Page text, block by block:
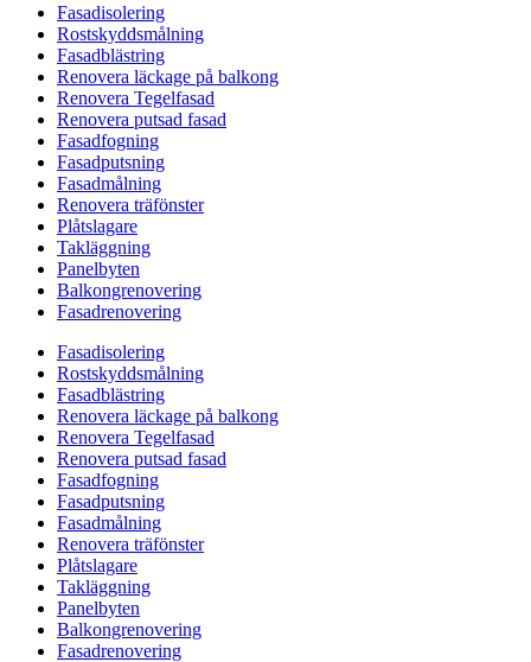
Fasadisolering
Rostskyddsmålning
Fasadblästring
Renovera läckage på balkong
Renovera Tegelfasad
Renovera putsad fasad
Fasadfogning
Fasadputsning
Fasadmålning
Renovera träfönster
Plåtslagare
Takläggning
Panelbyten
Balkongrenovering
Fasadrenovering
Fasadisolering
Rostskyddsmålning
Fasadblästring
Renovera läckage på balkong
Renovera Tegelfasad
Renovera putsad fasad
Fasadfogning
Fasadputsning
Fasadmålning
Renovera träfönster
Plåtslagare
Takläggning
Panelbyten
Balkongrenovering
Fasadrenovering